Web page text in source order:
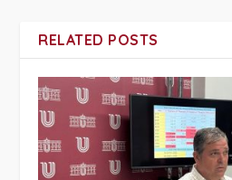
RELATED POSTS